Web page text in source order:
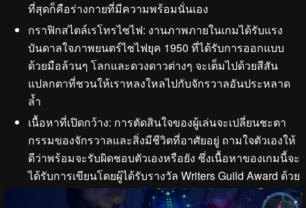
ที่สุดก็คือร่างกายที่มีความพร้อมนั่นเอง
กราฟิกสไตล์เรโทรไซไฟ: งานภาพภายในเกมได้รับแรง
บันดาลใจภาพยนตร์ไซไฟยุค 1950 ที่ได้รับการออกแบบ
ด้วยมือล้วนๆ โลกและดวงดาวต่างๆ จะเต็มไปด้วยสีสัน
แปลกตาที่ชวนให้เราหลงใหลไปกับจักรวาลอันประหลาด
ล้ำ
เนื้อหาที่เปิดกว้าง: การตัดสินใจของผู้เล่นจะเปลี่ยนชะตา
กรรมของจักรวาลและสิ่งมีชีวิตที่อาศัยอยู่ ถามใจตัวเองให้
ดีว่าพร้อมจะรับผิดชอบตัวเองหรือยัง ซึ่งเนื้อหาของเกมนี้จะ
ได้รับการเขียนโดยผู้ได้รับรางวัล Writers Guild Award ด้วย